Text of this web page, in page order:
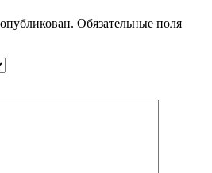
Обязательные поля